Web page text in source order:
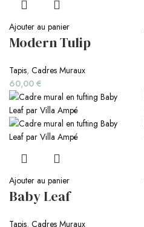
Ajouter au panier
Modern Tulip
Tapis, Cadres Muraux
60,00 €
Ajouter au panier
Baby Leaf
Tapis, Cadres Muraux